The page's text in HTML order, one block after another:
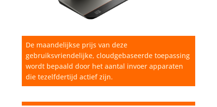
De maandelijkse prijs van deze
gebruiksvriendelijke, cloudgebaseerde toepassing
wordt bepaald door het aantal invoer apparaten
die tezelfdertijd actief zijn.